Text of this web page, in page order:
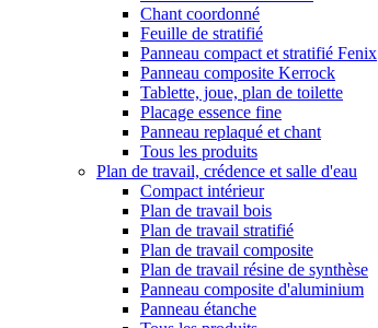
Chant coordonné
Feuille de stratifié
Panneau compact et stratifié Fenix
Panneau composite Kerrock
Tablette, joue, plan de toilette
Placage essence fine
Panneau replaqué et chant
Tous les produits
Plan de travail, crédence et salle d'eau
Compact intérieur
Plan de travail bois
Plan de travail stratifié
Plan de travail composite
Plan de travail résine de synthèse
Panneau composite d'aluminium
Panneau étanche